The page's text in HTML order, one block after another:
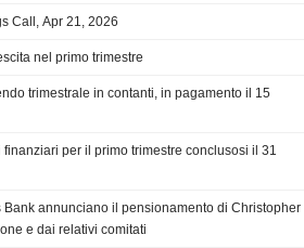
Call, Apr 21, 2026
nel primo trimestre
trimestrale in contanti, in pagamento il 15
per il primo trimestre conclusosi il 31
annunciano il pensionamento di Christopher
e dai relativi comitati